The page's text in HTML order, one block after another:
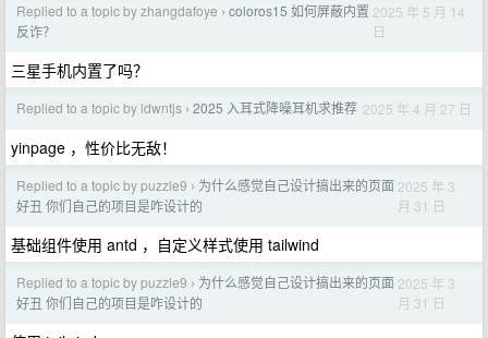
Replied to a topic by zhangdafoye › coloros15 如何屏蔽内置
反诈？
2025 年 5 月 14
日
三星手机内置了吗？
Replied to a topic by ldwntjs › 2025 入耳式降噪耳机求推荐 2025 年 4 月 27 日
yinpage ，性价比无敌！
Replied to a topic by puzzle9 › 为什么感觉自己设计搞出来的页面
好丑 你们自己的项目是咋设计的
2025 年 3
月 31 日
基础组件使用 antd ，自定义样式使用 tailwind
Replied to a topic by puzzle9 › 为什么感觉自己设计搞出来的页面
好丑 你们自己的项目是咋设计的
2025 年 3
月 31 日